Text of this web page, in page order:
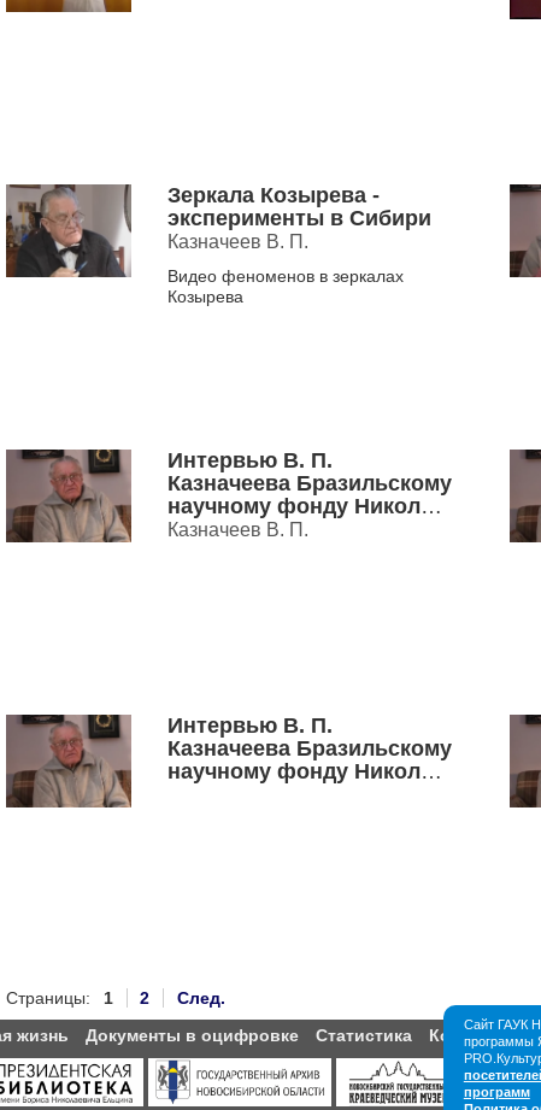
Зеркала Козырева -
эксперименты в Сибири
Казначеев В. П.
Видео феноменов в зеркалах
Козырева
Интервью В. П.
Казначеева Бразильскому
научному фонду Николы
Тесла.
Казначеев В. П.
Интервью В. П.
Казначеева Бразильскому
научному фонду Николы
Страницы: 1 2
След.
жизнь Документы в оцифровке Статистика Контакты
Сайт ГАУК
программы
программ